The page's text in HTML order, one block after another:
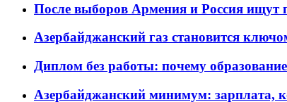
После выборов Армения и Россия ищут
Азербайджанский газ становится
Диплом без работы: почему
Азербайджанский минимум: зарплата,